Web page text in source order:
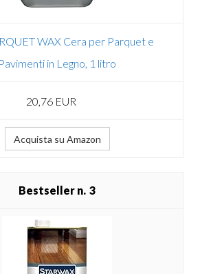
WAX Cera per Parquet e
Pavimenti in Legno, 1 litro
20,76 EUR
Acquista su Amazon
3